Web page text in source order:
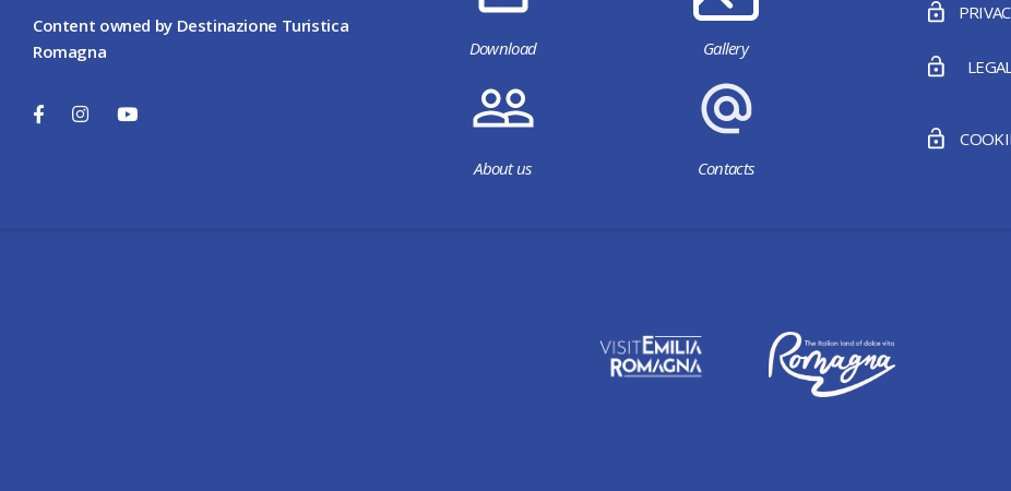
Content owned by Destinazione Turistica
Romagna
Download Gallery
About us Contacts